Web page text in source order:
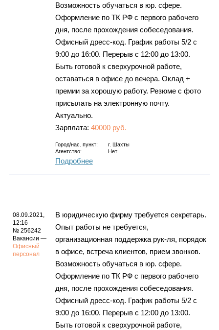
Возможность обучаться в юр. сфере.
Оформление по ТК РФ с первого рабочего
дня, после прохождения собеседования.
Офисный дресс-код. График работы 5/2 с
9:00 до 16:00. Перерыв с 12:00 до 13:00.
Быть готовой к сверхурочной работе,
оставаться в офисе до вечера. Оклад +
премии за хорошую работу. Резюме с фото
присылать на электронную почту.
Актуально.
Зарплата: 40000 руб.
Город/нас. пункт: г.
Шахты
Агентство:
Нет
Подробнее
08.09.2021,
12:16
№ 256242
Вакансии —
Офисный
персонал
В юридическую фирму требуется секретарь.
Опыт работы не требуется,
организационная поддержка рук-ля, порядок
в офисе, встреча клиентов, прием звонков.
Возможность обучаться в юр. сфере.
Оформление по ТК РФ с первого рабочего
дня, после прохождения собеседования.
Офисный дресс-код. График работы 5/2 с
9:00 до 16:00. Перерыв с 12:00 до 13:00.
Быть готовой к сверхурочной работе,